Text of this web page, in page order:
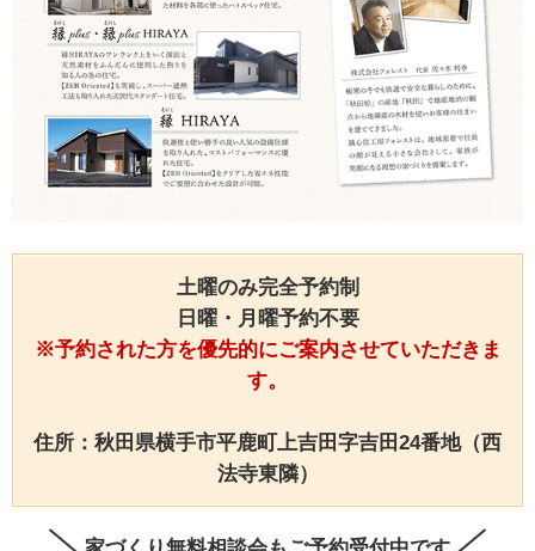
土曜のみ完全予約制
日曜・月曜予約不要
※予約された方を優先的にご案内させていただきま
す。
住所：秋田県横手市平鹿町上吉田字吉田24番地（西
法寺東隣）